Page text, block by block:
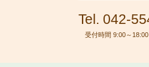
Tel. 042-
受付時間 9:00～